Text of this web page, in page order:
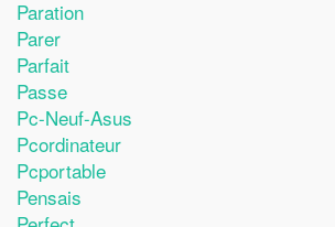
Paration
Parer
Parfait
Passe
Pc-Neuf-Asus
Pcordinateur
Pcportable
Pensais